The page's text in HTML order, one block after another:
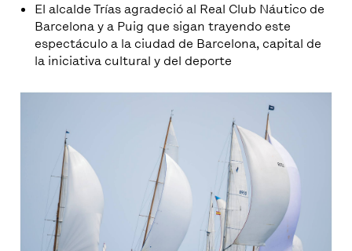
El alcalde Trías agradeció al Real Club Náutico de
Barcelona y a Puig que sigan trayendo este
espectáculo a la ciudad de Barcelona, capital de
la iniciativa cultural y del deporte